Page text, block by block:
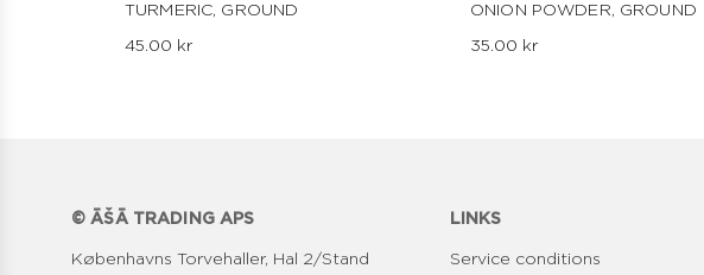
TURMERIC, GROUND
45.00 kr
ONION POWDER, GROUND
35.00 kr
© ĀŠĀ TRADING APS
Københavns Torvehaller, Hal 2/Stand
LINKS
Service conditions